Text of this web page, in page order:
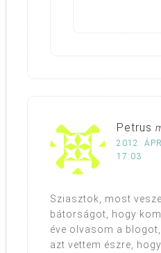
Petrus
2012.
17:03
Sziasztok, most
bátorságot, hogy
éve olvasom a blogot,
azt vettem észre,